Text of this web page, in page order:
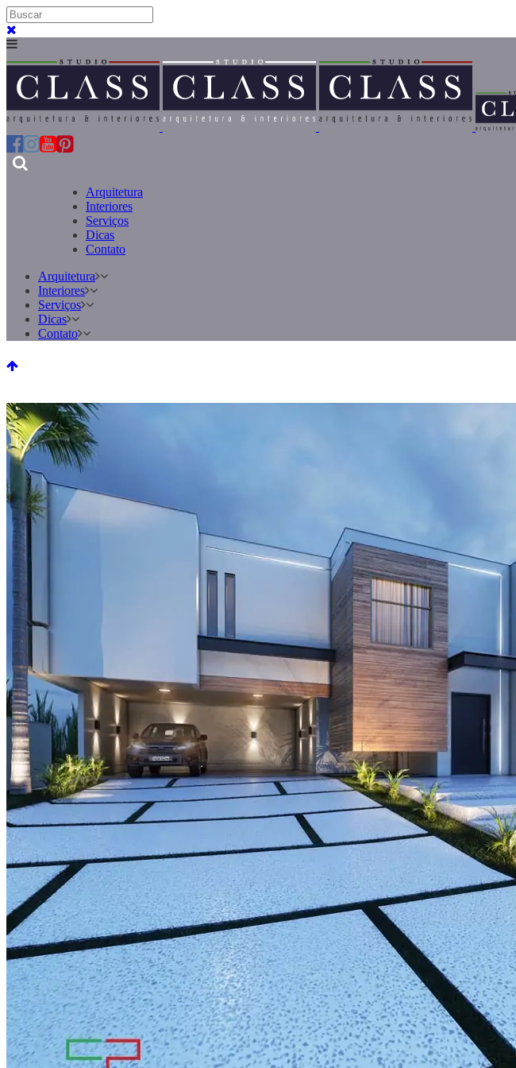
Arquitetura
Interiores
Serviços
Dicas
Contato
Arquitetura
Interiores
Serviços
Dicas
Contato